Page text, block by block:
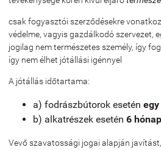
csak fogyasztói szerződésekre
védelme, vagyis gazdálkodó szervezet,
jogilag nem természetes személy, így
így nem élhet jótállási igénnyel
A jótállás időtartama:
a) fodrászbútorok esetén egy
b) alkatrészek esetén 6
Vevő szavatossági jogai alapján